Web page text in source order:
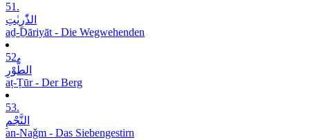
51.
الذّٰرِیٰتِ
aḏ-Ḏāriyāt - Die Wegwehenden
52.
الطُّوْرِ
aṭ-Ṭūr - Der Berg
53.
النَّجْمِ
an-Naǧm - Das Siebengestirn